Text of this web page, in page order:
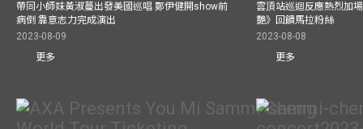
帶同小師妹黃淑蔓出發美國巡唱 鄭伊健開show前
病倒 靠意志力完成演出
2023-08-09
更多
雲頂站巡迴反應熱烈加
艷》回饋馬拉粉絲
2023-08-08
更多